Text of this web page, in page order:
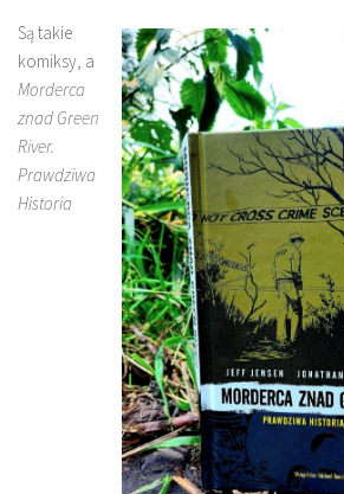
Są takie
komiksy, a
Morderca
znad Green
River.
Prawdziwa
Historia